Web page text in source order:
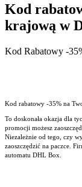
Kod
krajową w
Kod Rabatowy -
Kod rabatowy -35% na
To doskonała okazja dla
promocji możesz
Niezależnie od tego, czy
zaoszczędzić na paczce.
automatu DHL Box.